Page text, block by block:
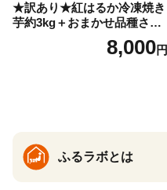
★訳あり★紅はるか冷凍焼き
芋約3kg＋おまかせ品種さつ
まいも 合計約3.2kg｜さつ
まいも サツマイモ さつま芋
8,000円
ふるラボとは